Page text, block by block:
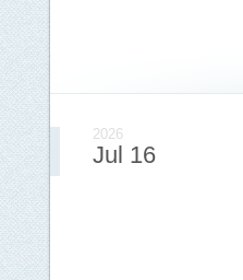
2026
Jul 16